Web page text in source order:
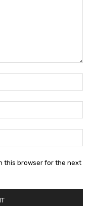
this browser for the next